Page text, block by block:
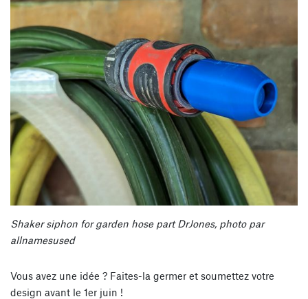
Shaker siphon for garden hose part DrJones, photo par
allnamesused
Vous avez une idée ? Faites-la germer et soumettez votre
design avant le 1er juin !